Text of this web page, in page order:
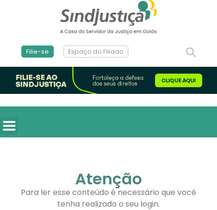
Filie-se Espaço do Filiado
Atenção
Para ler esse conteúdo é necessário que você
tenha realizado o seu login.